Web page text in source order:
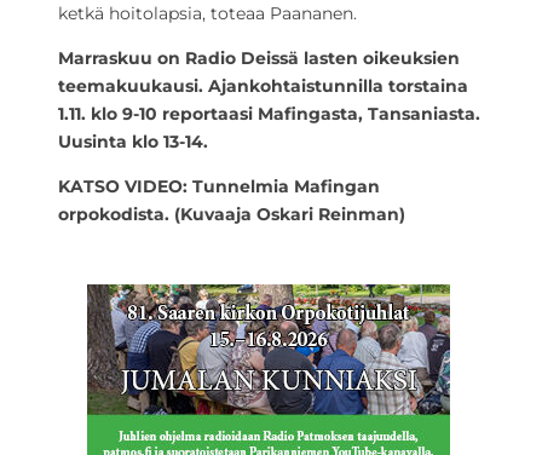
ketkä hoitolapsia, toteaa Paananen.
Marraskuu on Radio Deissä lasten oikeuksien
teemakuukausi. Ajankohtaistunnilla torstaina
1.11. klo 9-10 reportaasi Mafingasta, Tansaniasta.
Uusinta klo 13-14.
KATSO VIDEO: Tunnelmia Mafingan
orpokodista. (Kuvaaja Oskari Reinman)